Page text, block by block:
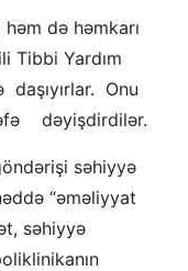
də həmkarı
Tibbi Yardım
daşıyırlar. Onu
dəyişdirdilər.
səhiyyə
“əməliyyat
səhiyyə